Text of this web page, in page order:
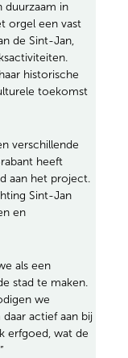
duurzaam in
orgel een vast
de Sint-Jan,
historische
toekomst
verschillende
heeft
aan het project.
Sint-Jan
en
als een
stad te maken.
we
actief aan bij
erfgoed, wat de